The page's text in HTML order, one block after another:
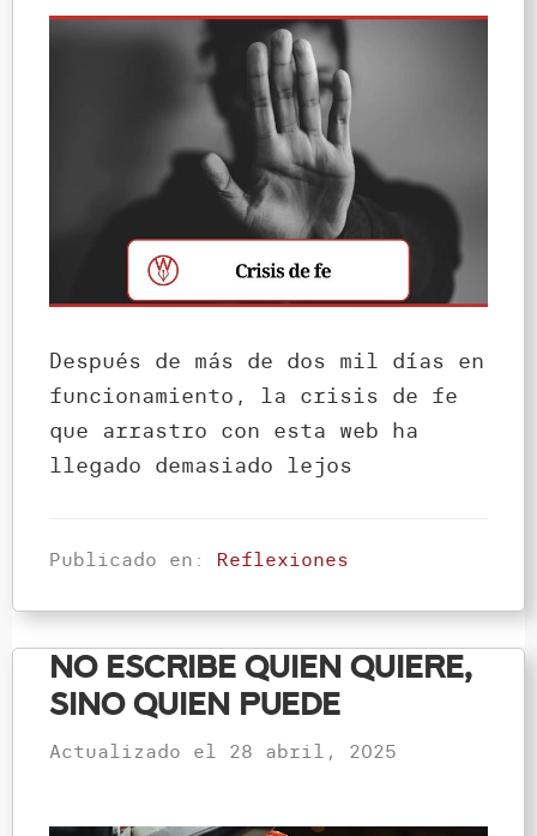
Después de más de dos mil días en
funcionamiento, la crisis de fe
que arrastro con esta web ha
llegado demasiado lejos
Publicado en: Reflexiones
No escribe quien quiere,
sino quien puede
Actualizado el 28 abril, 2025